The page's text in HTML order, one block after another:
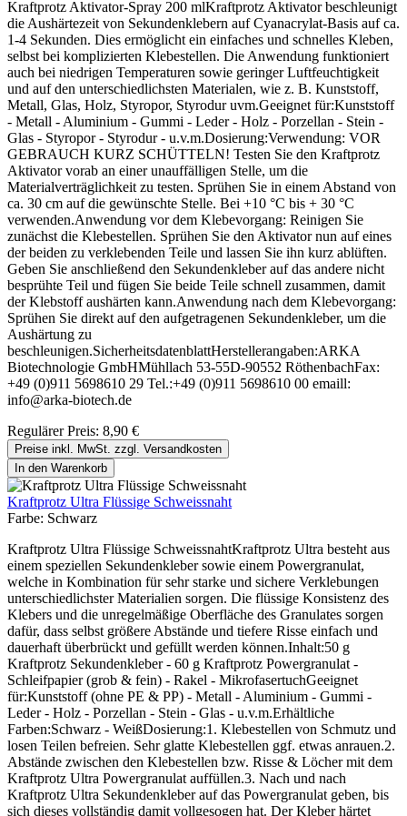
Kraftprotz Aktivator-Spray 200 mlKraftprotz Aktivator beschleunigt
die Aushärtezeit von Sekundenklebern auf Cyanacrylat-Basis auf ca.
1-4 Sekunden. Dies ermöglicht ein einfaches und schnelles Kleben,
selbst bei komplizierten Klebestellen. Die Anwendung funktioniert
auch bei niedrigen Temperaturen sowie geringer Luftfeuchtigkeit
und auf den unterschiedlichsten Materialen, wie z. B. Kunststoff,
Metall, Glas, Holz, Styropor, Styrodur uvm.Geeignet für:Kunststoff
- Metall - Aluminium - Gummi - Leder - Holz - Porzellan - Stein -
Glas - Styropor - Styrodur - u.v.m.Dosierung:Verwendung: VOR
GEBRAUCH KURZ SCHÜTTELN! Testen Sie den Kraftprotz
Aktivator vorab an einer unauffälligen Stelle, um die
Materialverträglichkeit zu testen. Sprühen Sie in einem Abstand von
ca. 30 cm auf die gewünschte Stelle. Bei +10 °C bis + 30 °C
verwenden.Anwendung vor dem Klebevorgang: Reinigen Sie
zunächst die Klebestellen. Sprühen Sie den Aktivator nun auf eines
der beiden zu verklebenden Teile und lassen Sie ihn kurz ablüften.
Geben Sie anschließend den Sekundenkleber auf das andere nicht
besprühte Teil und fügen Sie beide Teile schnell zusammen, damit
der Klebstoff aushärten kann.Anwendung nach dem Klebevorgang:
Sprühen Sie direkt auf den aufgetragenen Sekundenkleber, um die
Aushärtung zu
beschleunigen.SicherheitsdatenblattHerstellerangaben:ARKA
Biotechnologie GmbHMühllach 53-55D-90552 RöthenbachFax:
+49 (0)911 5698610 29 Tel.:+49 (0)911 5698610 00 emaill:
info@arka-biotech.de
Regulärer Preis: 8,90 €
Preise inkl. MwSt. zzgl. Versandkosten
In den Warenkorb
Kraftprotz Ultra Flüssige Schweissnaht
Farbe: Schwarz
Kraftprotz Ultra Flüssige SchweissnahtKraftprotz Ultra besteht aus
einem speziellen Sekundenkleber sowie einem Powergranulat,
welche in Kombination für sehr starke und sichere Verklebungen
unterschiedlichster Materialien sorgen. Die flüssige Konsistenz des
Klebers und die unregelmäßige Oberfläche des Granulates sorgen
dafür, dass selbst größere Abstände und tiefere Risse einfach und
dauerhaft überbrückt und gefüllt werden können.Inhalt:50 g
Kraftprotz Sekundenkleber - 60 g Kraftprotz Powergranulat -
Schleifpapier (grob & fein) - Rakel - MikrofasertuchGeeignet
für:Kunststoff (ohne PE & PP) - Metall - Aluminium - Gummi -
Leder - Holz - Porzellan - Stein - Glas - u.v.m.Erhältliche
Farben:Schwarz - WeißDosierung:1. Klebestellen von Schmutz und
losen Teilen befreien. Sehr glatte Klebestellen ggf. etwas anrauen.2.
Abstände zwischen den Klebestellen bzw. Risse & Löcher mit dem
Kraftprotz Ultra Powergranulat auffüllen.3. Nach und nach
Kraftprotz Ultra Sekundenkleber auf das Powergranulat geben, bis
sich dieses vollständig damit vollgesogen hat. Der Kleber härtet